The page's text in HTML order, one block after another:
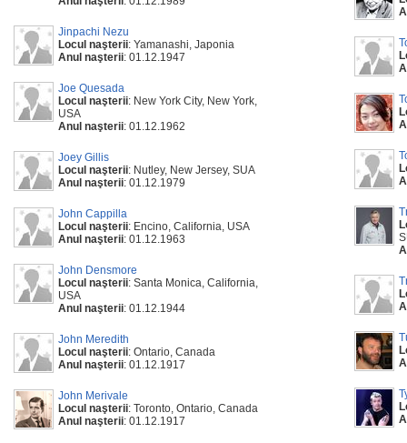
Jinpachi Nezu
Locul naşterii: Yamanashi, Japonia
Anul naşterii: 01.12.1947
Joe Quesada
Locul naşterii: New York City, New York,
USA
Anul naşterii: 01.12.1962
Joey Gillis
Locul naşterii: Nutley, New Jersey, SUA
Anul naşterii: 01.12.1979
John Cappilla
Locul naşterii: Encino, California, USA
Anul naşterii: 01.12.1963
John Densmore
Locul naşterii: Santa Monica, California,
USA
Anul naşterii: 01.12.1944
John Meredith
Locul naşterii: Ontario, Canada
Anul naşterii: 01.12.1917
John Merivale
Locul naşterii: Toronto, Ontario, Canada
Anul naşterii: 01.12.1917